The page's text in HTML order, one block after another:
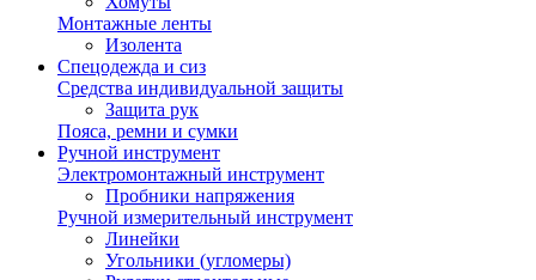
Монтажные ленты
Изолента
Спецодежда и сиз
Средства индивидуальной защиты
Защита рук
Пояса, ремни и сумки
Ручной инструмент
Электромонтажный инструмент
Пробники напряжения
Ручной измерительный инструмент
Линейки
Угольники (угломеры)